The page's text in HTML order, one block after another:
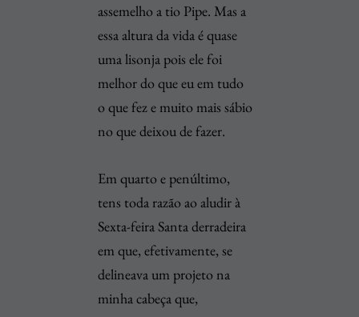
assemelho a tio Pipe. Mas a
essa altura da vida é quase
uma lisonja pois ele foi
melhor do que eu em tudo
o que fez e muito mais sábio
no que deixou de fazer.
Em quarto e penúltimo,
tens toda razão ao aludir à
Sexta-feira Santa derradeira
em que, efetivamente, se
delineava um projeto na
minha cabeça que,